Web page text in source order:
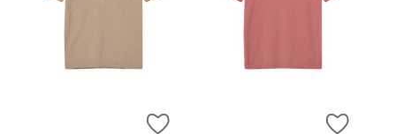
ZUR WUNSCHLISTE HINZUFÜGEN
ZUR